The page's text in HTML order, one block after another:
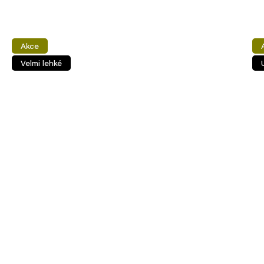
Akce
Velmi lehké